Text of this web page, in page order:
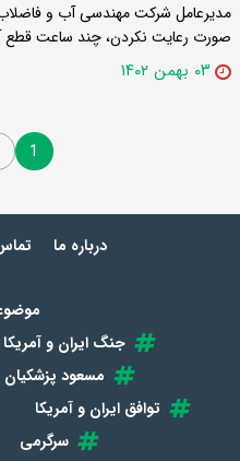
مدیرعامل شرکت مهندسی آب و
صورت رعایت نکردن، چند ساعت
۰۳ بهمن ۱۴۰۲
1
درباره ما
جنگ ایران و آمریکا
مسعود پزشکیان
توافق ایران و آمریکا
سرگرمی